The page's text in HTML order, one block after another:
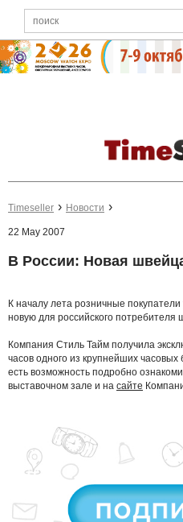
Timeseller Новости
22 May 2007
В России: Новая
К началу лета розничные
новую для российского потребителя
Компания Стиль Тайм получила
часов одного из крупнейших часовых
есть возможность подробно
выставочном зале и на сайте